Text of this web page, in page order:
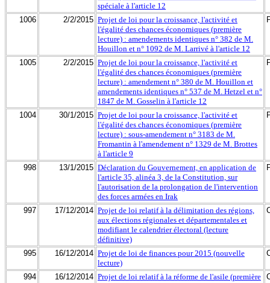
spéciale à l'article 12
1006 2/2/2015 Projet de loi pour la croissance, l'activité et
l'égalité des chances économiques (première
lecture) : amendements identiques n° 382 de M.
Houillon et n° 1092 de M. Larrivé à l'article 12
1005 2/2/2015 Projet de loi pour la croissance, l'activité et
l'égalité des chances économiques (première
lecture) : amendement n° 380 de M. Houillon et
amendements identiques n° 537 de M. Hetzel et n°
1847 de M. Gosselin à l'article 12
1004 30/1/2015 Projet de loi pour la croissance, l'activité et
l'égalité des chances économiques (première
lecture) : sous-amendement n° 3183 de M.
Fromantin à l'amendement n° 1329 de M. Brottes
à l'article 9
998 13/1/2015 Déclaration du Gouvernement, en application de
l'article 35, alinéa 3, de la Constitution, sur
l'autorisation de la prolongation de l'intervention
des forces armées en Irak
997 17/12/2014 Projet de loi relatif à la délimitation des régions,
aux élections régionales et départementales et
modifiant le calendrier électoral (lecture
définitive)
995 16/12/2014 Projet de loi de finances pour 2015 (nouvelle
lecture)
994 16/12/2014 Projet de loi relatif à la réforme de l'asile (première